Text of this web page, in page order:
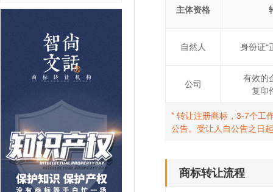
主体资格
自然人 身份证“
公司
有效的
复印
* 转让注册商标，3-7个工
公告。受让人自公告之日
商标转让流程